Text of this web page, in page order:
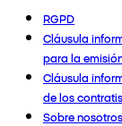
RGPD
Cláusula
para la
Cláusula
de los
Sobre nosotros